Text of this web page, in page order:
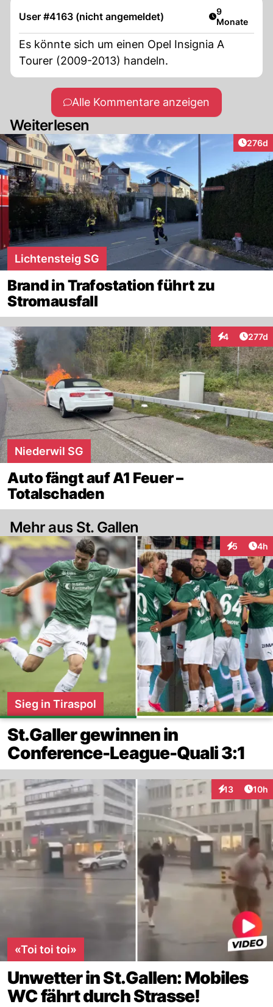
User #4163 (nicht angemeldet) Artikel
9
Monate
Es könnte sich um einen Opel Insignia A
Tourer (2009-2013) handeln.
Alle Kommentare anzeigen
Weiterlesen
276d
Lichtensteig SG
Brand in Trafostation führt zu
Stromausfall
4
Interaktionen
277d
Niederwil SG
Auto fängt auf A1 Feuer –
Totalschaden
Mehr aus St. Gallen
5 4h
Sieg in Tiraspol
St.Galler gewinnen in
Conference-League-Quali 3:1
13
Interaktionen
10h
«Toi toi toi»
Unwetter in St.Gallen: Mobiles
WC fährt durch Strasse!